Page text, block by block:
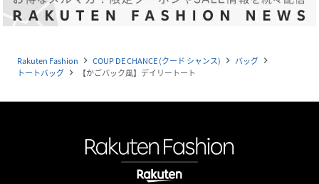
Rakuten Fashion navigate_next COUP DE CHANCE (クード シャンス) navigate_next バッグ navigate_next
トートバッグ navigate_next 【かごバック風】デイリートート